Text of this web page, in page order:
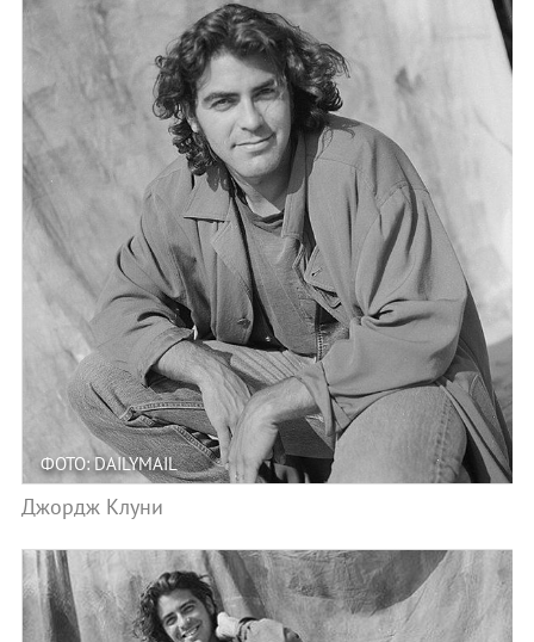
ФОТО: DAILYMAIL
Джордж Клуни